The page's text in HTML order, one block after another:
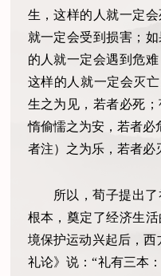
生，这样的人就一定
就一定会受到损害；
的人就一定会遇到危
这样的人就一定会灭
生之为见，若者必死
惰偷懦之为安，若者
者注）之为乐，若者必
所以，荀子提出
根本，奠定了经济生
境保护运动兴起后，西
礼论》说：“礼有三本